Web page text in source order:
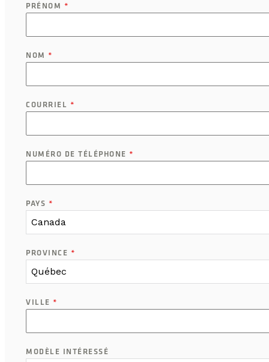
PRÉNOM *
NOM *
COURRIEL *
NUMÉRO DE TÉLÉPHONE *
PAYS *
Canada
PROVINCE *
Québec
VILLE *
MODÈLE INTÉRESSÉ